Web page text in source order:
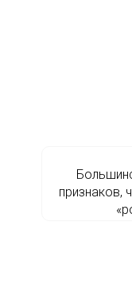
признаков,